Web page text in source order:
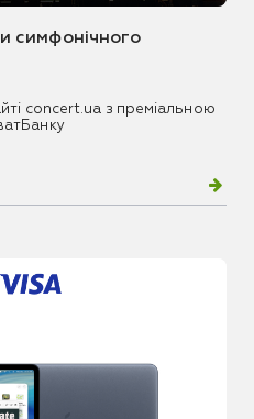
симфонічного
concert.ua з преміальною